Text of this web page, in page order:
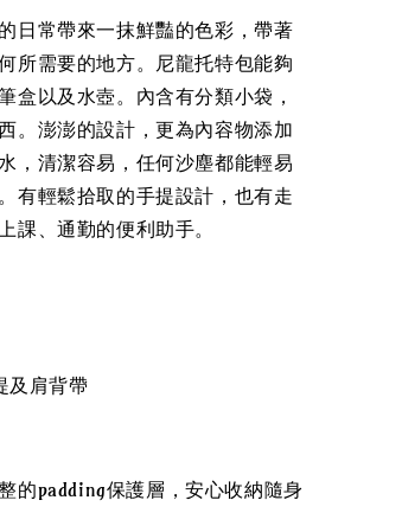
日常帶來一抹鮮豔的色彩，帶著
所需要的地方。尼龍托特包能夠
盒以及水壺。內含有分類小袋，
。澎澎的設計，更為內容物添加
，清潔容易，任何沙塵都能輕易
有輕鬆拾取的手提設計，也有走
課、通勤的便利助手。
及肩背帶
的padding保護層，安心收納隨身